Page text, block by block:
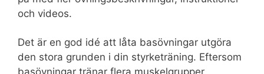
och videos.
Det är en god idé att låta basövningar utgöra
den stora grunden i din styrketräning. Eftersom
basövningar tränar flera muskelgrupper